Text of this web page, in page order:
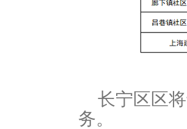
长宁区区将
务。